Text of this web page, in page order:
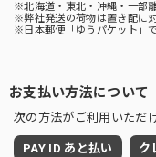
※北海道・東北・沖縄・一部
※弊社発送の荷物は置き配に
※日本郵便「ゆうパケット」
お支払い方法について
次の方法がご利用いただ
PAY ID あと払い ク